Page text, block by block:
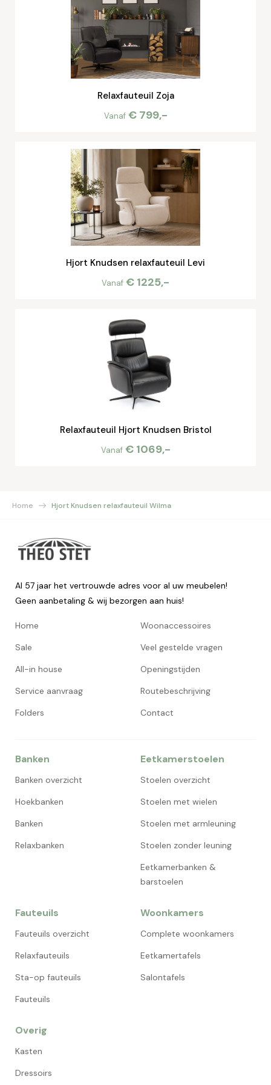
Relaxfauteuil Zoja
Vanaf € 799,-
Hjort Knudsen relaxfauteuil Levi
Vanaf € 1225,-
Relaxfauteuil Hjort Knudsen Bristol
Vanaf € 1069,-
Home Hjort Knudsen relaxfauteuil Wilma
Al 57 jaar het vertrouwde adres voor al uw meubelen!
Geen aanbetaling & wij bezorgen aan huis!
Home
Sale
All-in house
Service aanvraag
Folders
Woonaccessoires
Veel gestelde vragen
Openingstijden
Routebeschrijving
Contact
Banken
Banken overzicht
Hoekbanken
Banken
Relaxbanken
Eetkamerstoelen
Stoelen overzicht
Stoelen met wielen
Stoelen met armleuning
Stoelen zonder leuning
Eetkamerbanken &
barstoelen
Fauteuils
Fauteuils overzicht
Relaxfauteuils
Sta-op fauteuils
Fauteuils
Woonkamers
Complete woonkamers
Eetkamertafels
Salontafels
Overig
Kasten
Dressoirs